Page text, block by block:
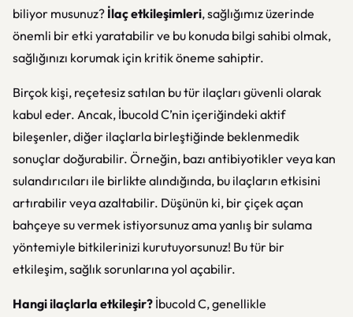
biliyor musunuz? İlaç etkileşimleri, sağlığımız üzerinde
önemli bir etki yaratabilir ve bu konuda bilgi sahibi olmak,
sağlığınızı korumak için kritik öneme sahiptir.
Birçok kişi, reçetesiz satılan bu tür ilaçları güvenli olarak
kabul eder. Ancak, İbucold C’nin içeriğindeki aktif
bileşenler, diğer ilaçlarla birleştiğinde beklenmedik
sonuçlar doğurabilir. Örneğin, bazı antibiyotikler veya kan
sulandırıcıları ile birlikte alındığında, bu ilaçların etkisini
artırabilir veya azaltabilir. Düşünün ki, bir çiçek açan
bahçeye su vermek istiyorsunuz ama yanlış bir sulama
yöntemiyle bitkilerinizi kurutuyorsunuz! Bu tür bir
etkileşim, sağlık sorunlarına yol açabilir.
Hangi ilaçlarla etkileşir? İbucold C, genellikle